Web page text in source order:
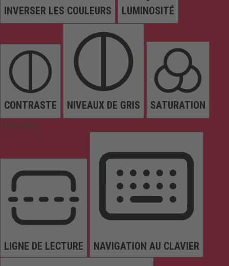
INVERSER LES COULEURS LUMINOSITÉ
CONTRASTE NIVEAUX DE GRIS SATURATION
Orientation
LIGNE DE LECTURE NAVIGATION AU CLAVIER